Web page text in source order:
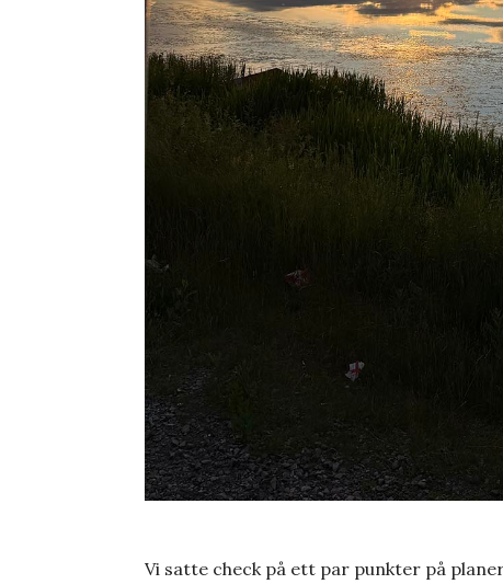
Vi satte check på ett par punkter på